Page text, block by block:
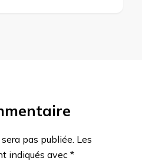
pas publiée. Les
indiqués avec *